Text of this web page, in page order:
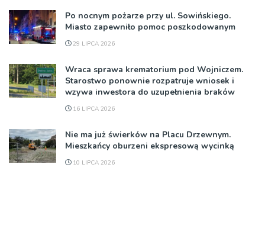
Po nocnym pożarze przy ul. Sowińskiego.
Miasto zapewniło pomoc poszkodowanym
29 LIPCA 2026
Wraca sprawa krematorium pod Wojniczem.
Starostwo ponownie rozpatruje wniosek i
wzywa inwestora do uzupełnienia braków
16 LIPCA 2026
Nie ma już świerków na Placu Drzewnym.
Mieszkańcy oburzeni ekspresową wycinką
10 LIPCA 2026